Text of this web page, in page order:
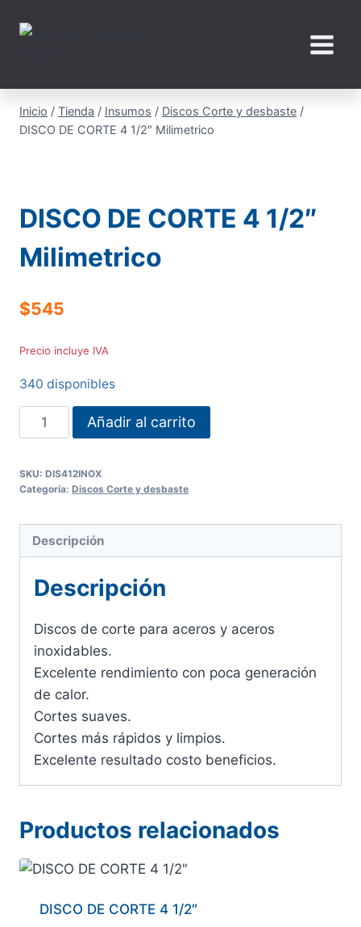
Inicio / Tienda / Insumos / Discos Corte y desbaste /
DISCO DE CORTE 4 1/2″ Milimetrico
DISCO DE CORTE 4 1/2″
Milimetrico
$545
Precio incluye IVA
340 disponibles
DISCO
DE
4
Milimetrico
cantidad
Añadir al carrito
SKU: DIS412INOX
Categoría: Discos Corte y desbaste
Descripción
Descripción
Discos de corte para aceros y aceros
inoxidables.
Excelente rendimiento con poca generación
de calor.
Cortes suaves.
Cortes más rápidos y limpios.
Excelente resultado costo beneficios.
Productos relacionados
DISCO DE CORTE 4 1/2″